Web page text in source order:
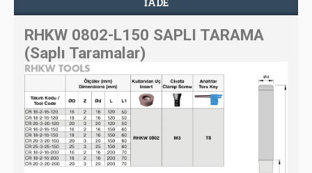
RHKW 0802-L150 SAPLI TARAMA
(Saplı Taramalar)